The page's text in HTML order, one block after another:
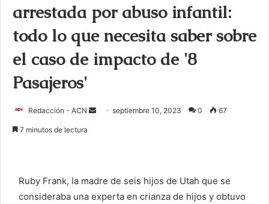
arrestada por abuso infantil:
todo lo que necesita saber sobre
el caso de impacto de '8
Pasajeros'
Redacción - ACN
r
u
septiembre 10, 2023 0 67
7 minutos de lectura
Ruby Frank, la madre de seis hijos de Utah que se
consideraba una experta en crianza de hijos y obtuvo